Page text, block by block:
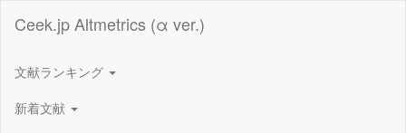
Ceek.jp Altmetrics (α ver.)
文献ランキング
新着文献